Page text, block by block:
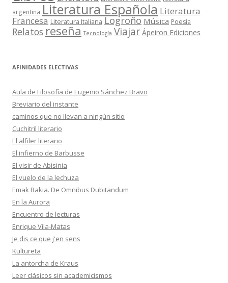
argentina Literatura Española Literatura
Francesa Literatura Italiana Logroño Música Poesía
Relatos reseña Tecnología Viajar Ápeiron Ediciones
AFINIDADES ELECTIVAS
Aula de Filosofía de Eugenio Sánchez Bravo
Breviario del instante
caminos que no llevan a ningún sitio
Cuchitril literario
El alfiler literario
El infierno de Barbusse
El visir de Abisinia
El vuelo de la lechuza
Emak Bakia. De Omnibus Dubitandum
En la Aurora
Encuentro de lecturas
Enrique Vila-Matas
Je dis ce que j'en sens
Kultureta
La antorcha de Kraus
Leer clásicos sin academicismos